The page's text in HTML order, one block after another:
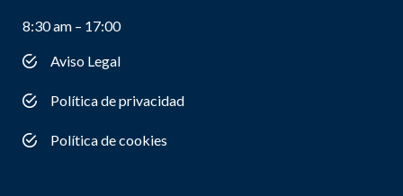
8:30 am – 17:00
Aviso Legal
Política de privacidad
Política de cookies